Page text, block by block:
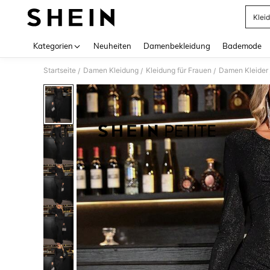
Kategorien Neuheiten Damenbekleidung Bademode
Startseite / Damen Kleidung / Kleidung für Frauen / Damen Kleider